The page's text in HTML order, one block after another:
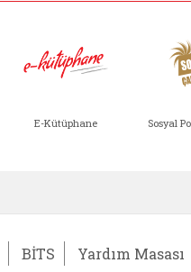
E-Kütüphane
Sosyal
BİTS Yardım Masası